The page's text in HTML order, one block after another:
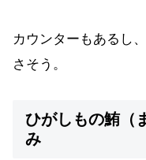
カウンターもあるし
さそう。
ひがしもの鮪（
み